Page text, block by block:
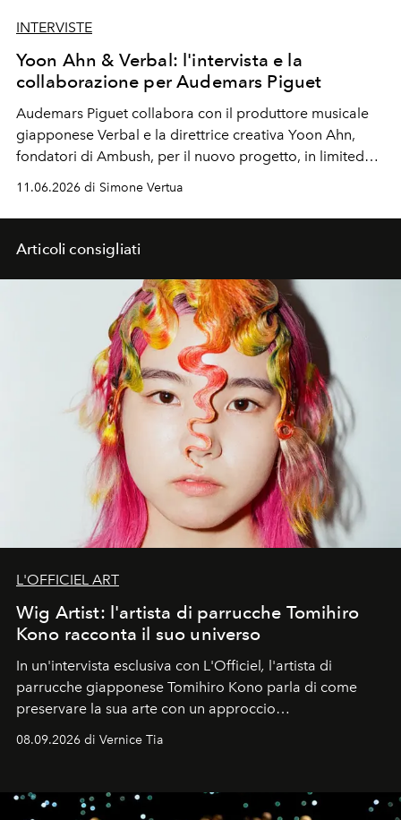
INTERVISTE
Yoon Ahn & Verbal: l'intervista e la
collaborazione per Audemars Piguet
Audemars Piguet collabora con il produttore musicale
giapponese Verbal e la direttrice creativa Yoon Ahn,
fondatori di Ambush, per il nuovo progetto, in limited
edition, Audemars Piguet Royal Oak Concept Flying
11.06.2026 di Simone Vertua
Articoli consigliati
L'OFFICIEL ART
Wig Artist: l'artista di parrucche Tomihiro
Kono racconta il suo universo
In un'intervista esclusiva con L'Officiel, l'artista di
parrucche giapponese Tomihiro Kono parla di come
preservare la sua arte con un approccio
contemporaneo.
08.09.2026 di Vernice Tia